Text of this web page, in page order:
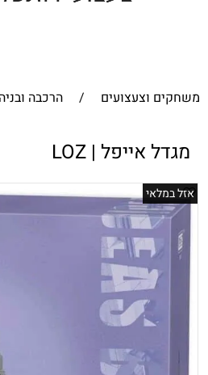
משחקים וצעצועים / הרכבה ובניה
מגדל אייפל | LOZ
אזל במלאי